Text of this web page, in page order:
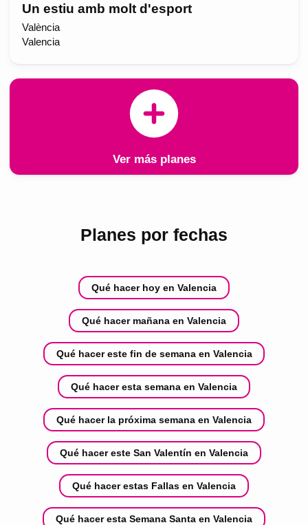
Un estiu amb molt d'esport
València
Valencia
Ver más planes
Planes por fechas
Qué hacer hoy en Valencia
Qué hacer mañana en Valencia
Qué hacer este fin de semana en Valencia
Qué hacer esta semana en Valencia
Qué hacer la próxima semana en Valencia
Qué hacer este San Valentín en Valencia
Qué hacer estas Fallas en Valencia
Qué hacer esta Semana Santa en Valencia